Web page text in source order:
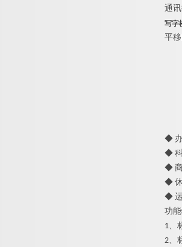
通讯
写字
平
◆ 办
◆ 科
◆ 商
◆ 休
◆ 运
1、
2、